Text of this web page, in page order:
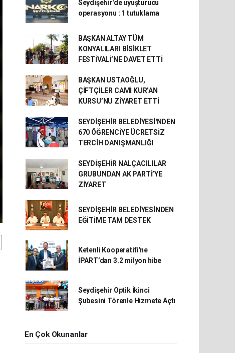
Seydişehir'de uyuşturucu
operasyonu : 1 tutuklama
BAŞKAN ALTAY TÜM
KONYALILARI BİSİKLET
FESTİVALİ’NE DAVET ETTİ
BAŞKAN USTAOĞLU,
ÇİFTÇİLER CAMİ KUR’AN
KURSU’NU ZİYARET ETTİ
SEYDİŞEHİR BELEDİYESİ'NDEN
670 ÖĞRENCİYE ÜCRETSİZ
TERCİH DANIŞMANLIĞI
SEYDİŞEHİR NALÇACILILAR
GRUBUNDAN AK PARTİ’YE
ZİYARET
SEYDİŞEHİR BELEDİYESİNDEN
EĞİTİME TAM DESTEK
Ketenli Kooperatifi'ne
İPART’dan 3.2 milyon hibe
Seydişehir Optik İkinci
Şubesini Törenle Hizmete Açtı
En Çok Okunanlar